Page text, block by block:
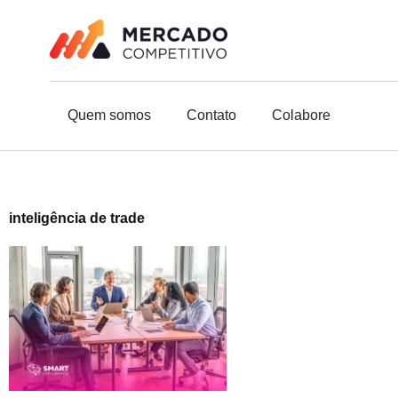
conteúdo
Quem somos Contato Colabore
inteligência de trade